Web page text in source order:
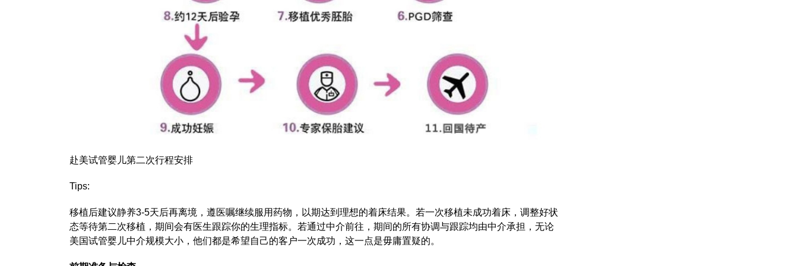
赴美试管婴儿第二次行程安排
Tips:
移植后建议静养3-5天后再离境，遵医嘱继续服用药物，以期达到理想的着床结果。若一次移植未成功着床，调整好状
态等待第二次移植，期间会有医生跟踪你的生理指标。若通过中介前往，期间的所有协调与跟踪均由中介承担，无论
美国试管婴儿中介规模大小，他们都是希望自己的客户一次成功，这一点是毋庸置疑的。